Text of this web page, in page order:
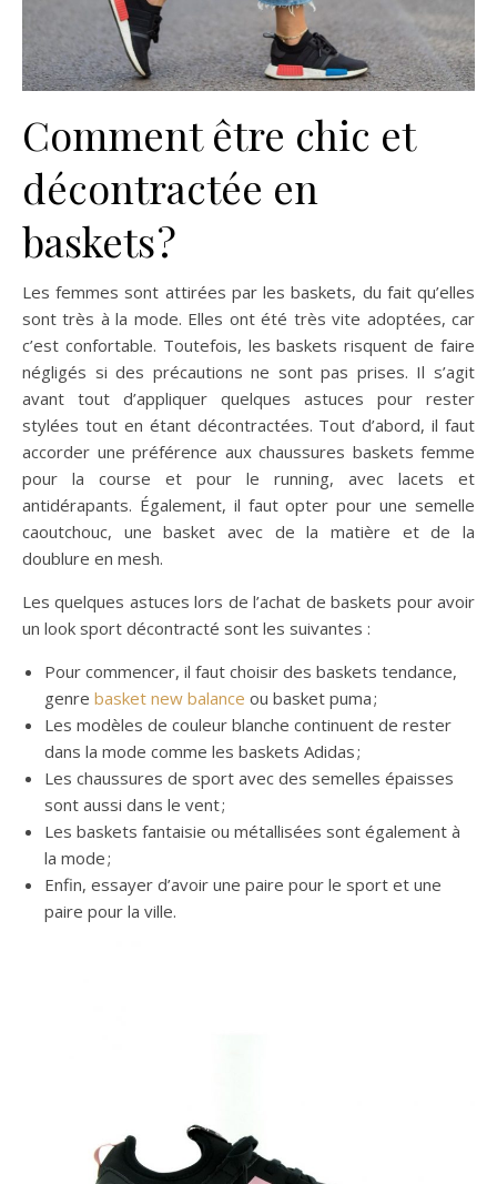
Comment être chic et
décontractée en
baskets ?
Les femmes sont attirées par les baskets, du fait qu’elles
sont très à la mode. Elles ont été très vite adoptées, car
c’est confortable. Toutefois, les baskets risquent de faire
négligés si des précautions ne sont pas prises. Il s’agit
avant tout d’appliquer quelques astuces pour rester
stylées tout en étant décontractées. Tout d’abord, il faut
accorder une préférence aux chaussures baskets femme
pour la course et pour le running, avec lacets et
antidérapants. Également, il faut opter pour une semelle
caoutchouc, une basket avec de la matière et de la
doublure en mesh.
Les quelques astuces lors de l’achat de baskets pour avoir
un look sport décontracté sont les suivantes :
Pour commencer, il faut choisir des baskets tendance,
genre basket new balance ou basket puma ;
Les modèles de couleur blanche continuent de rester
dans la mode comme les baskets Adidas ;
Les chaussures de sport avec des semelles épaisses
sont aussi dans le vent ;
Les baskets fantaisie ou métallisées sont également à
la mode ;
Enfin, essayer d’avoir une paire pour le sport et une
paire pour la ville.